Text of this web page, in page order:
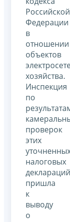
Российской
Федерации
в
отношении
объектов
хозяйства.
Инспекция
по
проверок
этих
налоговых
деклараций
пришла
к
выводу
о